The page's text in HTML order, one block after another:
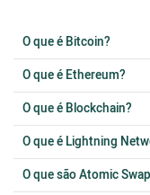
O que é Bitcoin?
O que é Ethereum?
O que é Blockchain?
O que é Lightning
O que são Atomic